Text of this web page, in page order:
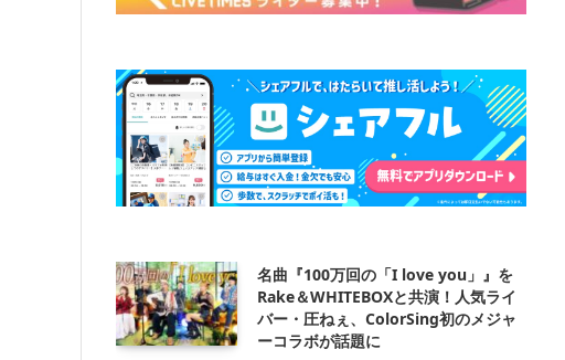
名曲『100万回の「I love you」』を
Rake＆WHITEBOXと共演！人気ライ
バー・圧ねぇ、ColorSing初のメジャ
ーコラボが話題に